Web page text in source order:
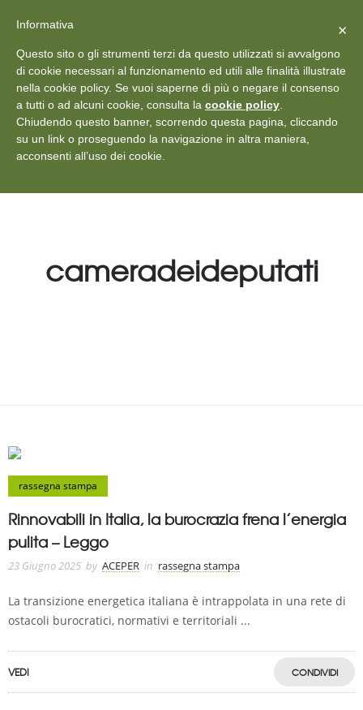
+39 011 18867102 info@aceper.it Statuto
Aceper
cameradeideputati
rassegna stampa
Rinnovabili in Italia, la burocrazia frena l’energia
pulita – Leggo
23 Giugno 2025 by ACEPER in rassegna stampa
La transizione energetica italiana è intrappolata in una rete di
ostacoli burocratici, normativi e territoriali ...
VEDI CONDIVIDI
Vedi: Protezione dei dati personali ×
Informativa
Questo sito o gli strumenti terzi da questo utilizzati si avvalgono
di cookie necessari al funzionamento ed utili alle finalità illustrate
nella cookie policy. Se vuoi saperne di più o negare il consenso
a tutti o ad alcuni cookie, consulta la cookie policy
Chiudendo questo banner, scorrendo questa pagina, cliccando
su un link o proseguendo la navigazione in altra maniera,
acconsenti all’uso dei cookie.